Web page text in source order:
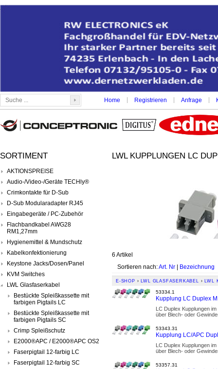
Home Registrieren Anfrage
SORTIMENT
AKTIONSPREISE
Audio-/Video-/Geräte TECHly®
Crimkontakte für D-Sub
D-Sub Modularadapter RJ45
Eingabegeräte / PC-Zubehör
Flachbandkabel AWG28
RM1,27mm
Hygienemittel & Mundschutz
Kabelkonfektionierung
Keystone Jacks/Dosen/Panel
KVM Switches
LWL Glasfaserkabel
Bestückte Spleißkassette mit
farbigen Pigtails LC
Bestückte Spleißkassette mit
farbigen Pigtails SC
Crimp Spleißschutz
E2000®APC / E2000®APC OS2
Faserpigtail 12-farbig LC
Faserpigtail 12-farbig SC
LWL KUPPLUNGEN LC
6 Artikel
Sortieren nach:Art. Nr | Bezeichnung
E-SHOP › LWL GLASFASERKABEL › LWL
53334.1
Kupplung LC Duplex
LC Duplex Kupplungen
über Blech- oder
53343.31
Kupplung LC/APC
LC Duplex Kupplungen
über Blech- oder
53357.31